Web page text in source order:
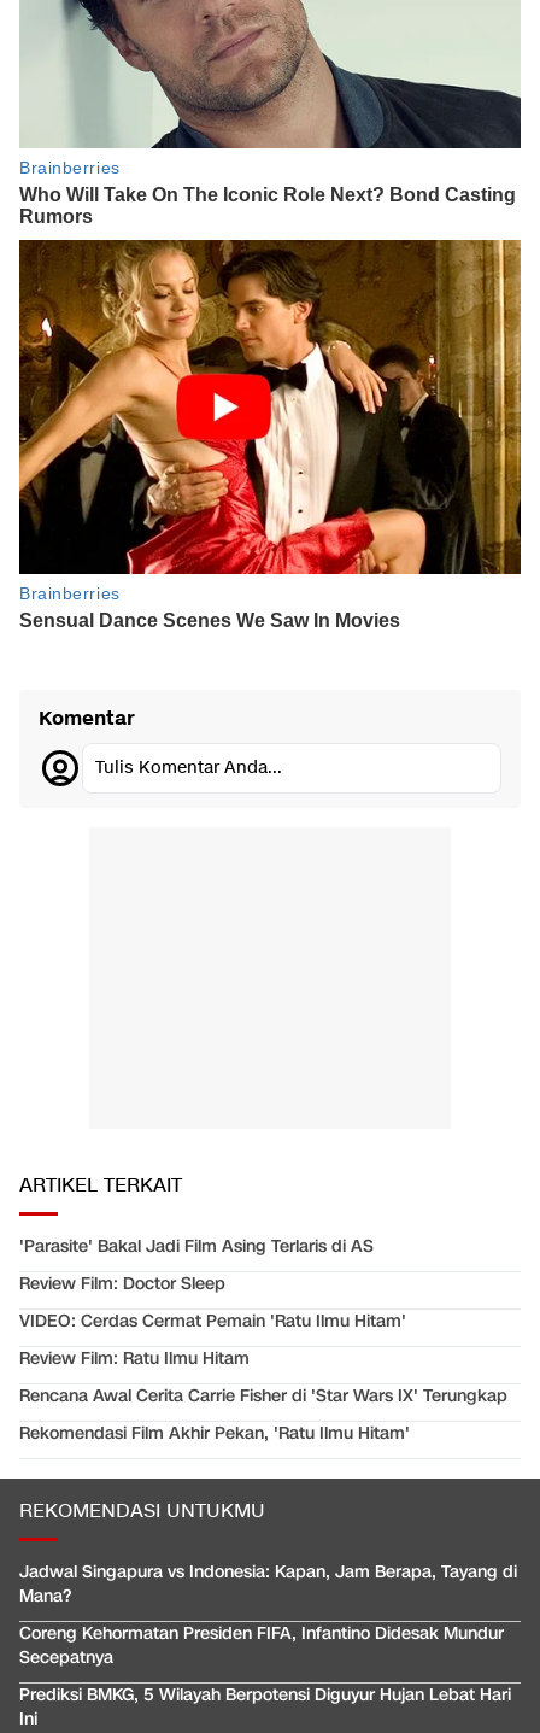
Komentar
Tulis Komentar Anda...
ARTIKEL TERKAIT
'Parasite' Bakal Jadi Film Asing Terlaris di AS
Review Film: Doctor Sleep
VIDEO: Cerdas Cermat Pemain 'Ratu Ilmu Hitam'
Review Film: Ratu Ilmu Hitam
Rencana Awal Cerita Carrie Fisher di 'Star Wars IX' Terungkap
Rekomendasi Film Akhir Pekan, 'Ratu Ilmu Hitam'
REKOMENDASI UNTUKMU
Jadwal Singapura vs Indonesia: Kapan, Jam Berapa, Tayang di
Mana?
Coreng Kehormatan Presiden FIFA, Infantino Didesak Mundur
Secepatnya
Prediksi BMKG, 5 Wilayah Berpotensi Diguyur Hujan Lebat Hari
Ini